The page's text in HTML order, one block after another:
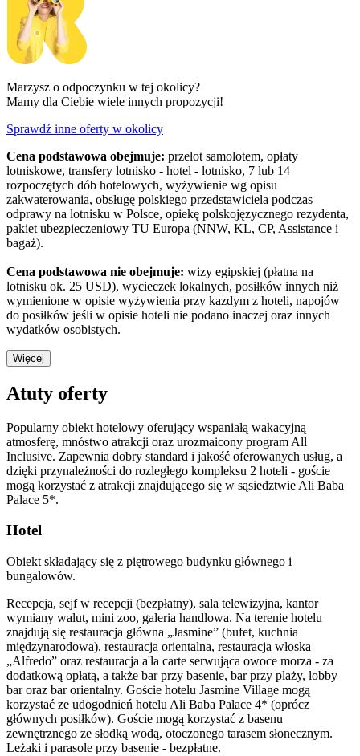
Marzysz o odpoczynku w tej okolicy?
Mamy dla Ciebie wiele innych propozycji!
Sprawdź inne oferty w okolicy
Cena podstawowa obejmuje: przelot samolotem, opłaty
lotniskowe, transfery lotnisko - hotel - lotnisko, 7 lub 14
rozpoczętych dób hotelowych, wyżywienie wg opisu
zakwaterowania, obsługę polskiego przedstawiciela podczas
odprawy na lotnisku w Polsce, opiekę polskojęzycznego rezydenta,
pakiet ubezpieczeniowy TU Europa (NNW, KL, CP, Assistance i
bagaż).
Cena podstawowa nie obejmuje: wizy egipskiej (płatna na
lotnisku ok. 25 USD), wycieczek lokalnych, posiłków innych niż
wymienione w opisie wyżywienia przy kazdym z hoteli, napojów
do posiłków jeśli w opisie hoteli nie podano inaczej oraz innych
wydatków osobistych.
Więcej
Atuty oferty
Popularny obiekt hotelowy oferujący wspaniałą wakacyjną
atmosferę, mnóstwo atrakcji oraz urozmaicony program All
Inclusive. Zapewnia dobry standard i jakość oferowanych usług, a
dzięki przynależności do rozległego kompleksu 2 hoteli - goście
mogą korzystać z atrakcji znajdującego się w sąsiedztwie Ali Baba
Palace 5*.
Hotel
Obiekt składający się z piętrowego budynku głównego i
bungalowów.
Recepcja, sejf w recepcji (bezpłatny), sala telewizyjna, kantor
wymiany walut, mini zoo, galeria handlowa. Na terenie hotelu
znajdują się restauracja główna „Jasmine” (bufet, kuchnia
międzynarodowa), restauracja orientalna, restauracja włoska
„Alfredo” oraz restauracja a'la carte serwująca owoce morza - za
dodatkową opłatą, a także bar przy basenie, bar przy plaży, lobby
bar oraz bar orientalny. Goście hotelu Jasmine Village mogą
korzystać ze udogodnień hotelu Ali Baba Palace 4* (oprócz
głównych posiłków). Goście mogą korzystać z basenu
zewnętrznego ze słodką wodą, otoczonego tarasem słonecznym.
Leżaki i parasole przy basenie - bezpłatne.